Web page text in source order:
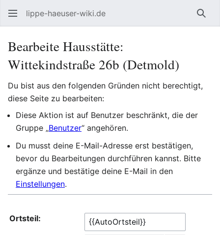
lippe-haeuser-wiki.de
Bearbeite Hausstätte:
Wittekindstraße 26b (Detmold)
Du bist aus den folgenden Gründen nicht berechtigt,
diese Seite zu bearbeiten:
Diese Aktion ist auf Benutzer beschränkt, die der
Gruppe „Benutzer“ angehören.
Du musst deine E-Mail-Adresse erst bestätigen,
bevor du Bearbeitungen durchführen kannst. Bitte
ergänze und bestätige deine E-Mail in den
Einstellungen.
Ortsteil: